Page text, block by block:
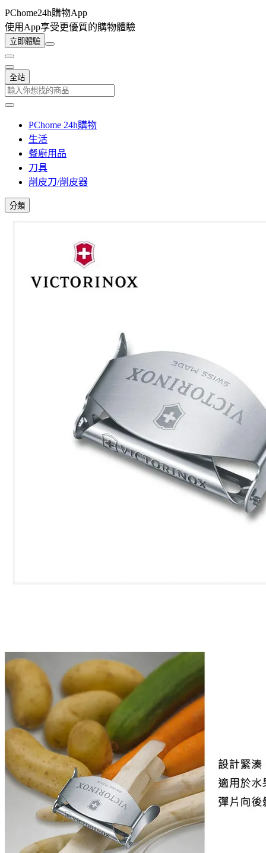
PChome24h購物App
使用App享受更優質的購物體驗
立即體驗
全站
PChome 24h購物
生活
餐廚用品
刀具
削皮刀/削皮器
分類